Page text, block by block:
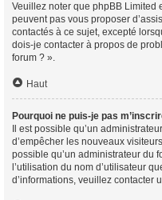
Veuillez noter que phpBB Limited
peuvent pas vous proposer
contactés à ce sujet, excepté
dois-je contacter à propos de
forum ? ».
Haut
Pourquoi ne puis-je pas
Il est possible qu’un
d’empêcher les nouveaux
possible qu’un administrateur du
l’utilisation du nom d’utilisateur
d’informations, veuillez contacter